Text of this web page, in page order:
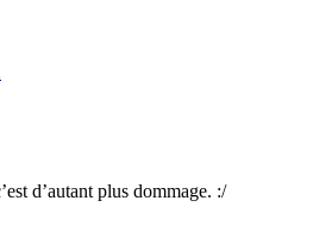
d’autant plus dommage. :/